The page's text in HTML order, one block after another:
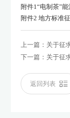
附件1“电制茶”
附件2 地方标准
上一篇：
下一篇：
返回列表